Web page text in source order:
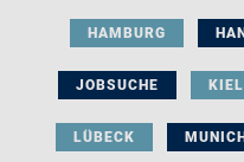
HAMBURG
JOBSUCHE KIEL
LÜBECK